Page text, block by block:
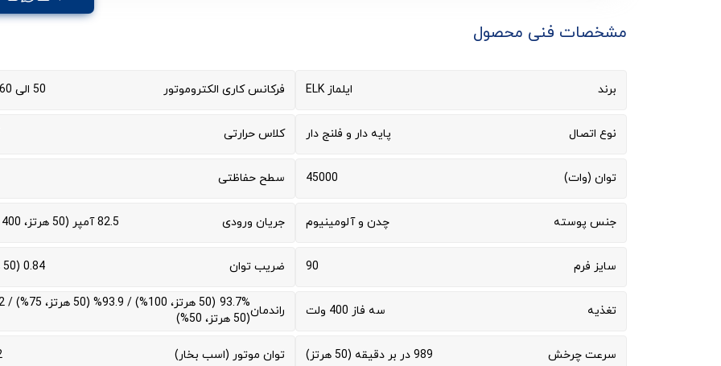
مشخصات فنی محصول
برند ایلماز ELK
نوع اتصال پایه دار و فلنج دار
توان (وات) 45000
جنس پوسته چدن و آلومینیوم
سایز فرم 90
تغذیه سه فاز 400 ولت
سرعت چرخش 989 در بر دقیقه (50 هرتز)
فرکانس کاری الکتروموتور 50 الی 60 هرتز
کلاس حرارتی
سطح حفاظتی
جریان ورودی 82.5 آمپر (50 هرتز، 400 ولت)
ضریب توان 0.84 (50 هرتز)
راندمان
(50 هرتز، 50%)
توان موتور (اسب بخار)